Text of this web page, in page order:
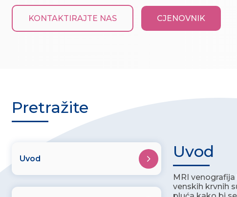
KONTAKTIRAJTE NAS CJENOVNIK
Pretražite
Uvod Uvod
MRI
venskih krvnih